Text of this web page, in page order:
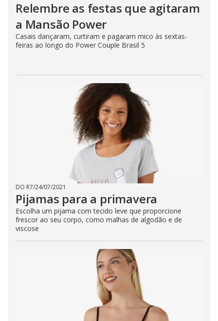
Relembre as festas que agitaram
a Mansão Power
Casais dançaram, curtiram e pagaram mico às sextas-
feiras ao longo do Power Couple Brasil 5
DO R7/24/07/2021
Pijamas para a primavera
Escolha um pijama com tecido leve que proporcione
frescor ao seu corpo, como malhas de algodão e de
viscose